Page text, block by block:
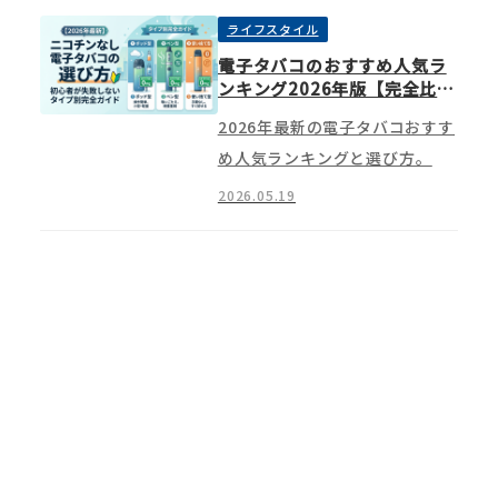
ライフスタイル
電子タバコのおすすめ人気ラ
ンキング2026年版【完全比
較】初心者でも失敗しない選
び方つき
2026年最新の電子タバコおすす
め人気ランキングと選び方。
2026.05.19